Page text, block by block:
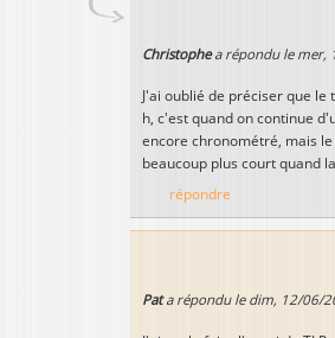
Christophea répondu le mer,
J'ai oublié de préciser que le
h, c'est quand on continue
encore chronométré, mais
beaucoup plus court quand
répondre
Pata répondu le dim, 12/06/